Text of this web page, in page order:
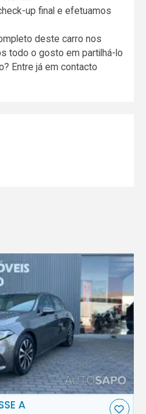
up final e efetuamos
deste carro nos
todo o gosto em partilhá-lo
Entre já em contacto
A